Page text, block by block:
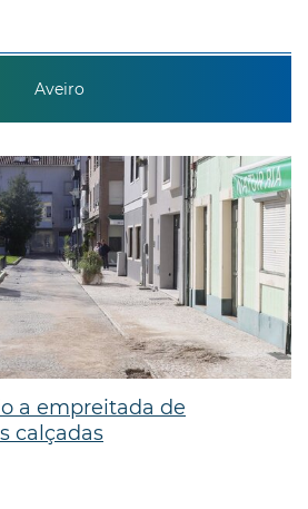
Aveiro
a empreitada de
calçadas